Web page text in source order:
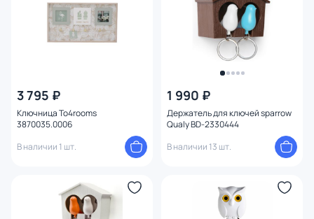
3 795 ₽
Ключница To4rooms
3870035.0006
В наличии 1 шт.
1 990 ₽
Держатель для ключей sparrow
Qualy BD-2330444
В наличии 13 шт.
Материал
Тип товара
Глубина (см)
Ширина (см)
Высота (см)